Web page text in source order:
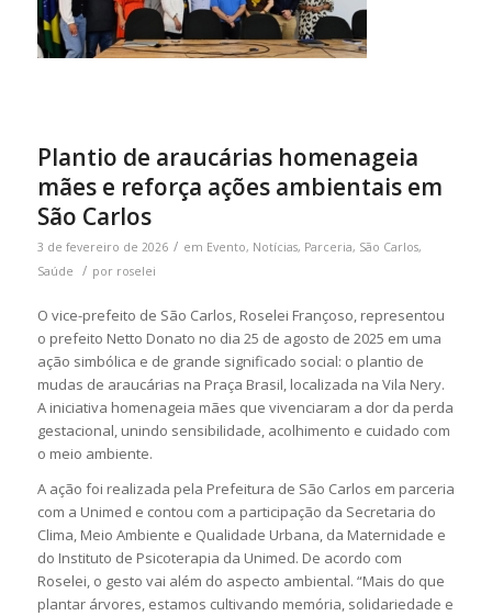
Plantio de araucárias homenageia
mães e reforça ações ambientais em
São Carlos
3 de fevereiro de 2026 / em Evento, Notícias, Parceria, São Carlos,
Saúde
/ por roselei
O vice-prefeito de São Carlos, Roselei Françoso, representou
o prefeito Netto Donato no dia 25 de agosto de 2025 em uma
ação simbólica e de grande significado social: o plantio de
mudas de araucárias na Praça Brasil, localizada na Vila Nery.
A iniciativa homenageia mães que vivenciaram a dor da perda
gestacional, unindo sensibilidade, acolhimento e cuidado com
o meio ambiente.
A ação foi realizada pela Prefeitura de São Carlos em parceria
com a Unimed e contou com a participação da Secretaria do
Clima, Meio Ambiente e Qualidade Urbana, da Maternidade e
do Instituto de Psicoterapia da Unimed. De acordo com
Roselei, o gesto vai além do aspecto ambiental. “Mais do que
plantar árvores, estamos cultivando memória, solidariedade e